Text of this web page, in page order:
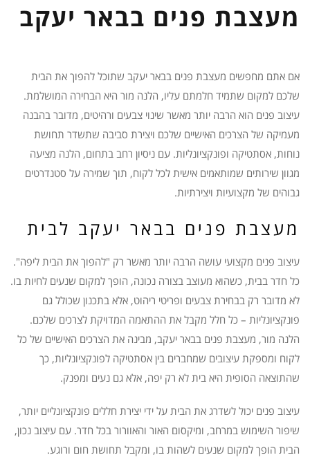
מעצבת פנים בבאר יעקב
אם אתם מחפשים מעצבת פנים בבאר יעקב שתוכל להפוך את הבית
שלכם למקום שתמיד חלמתם עליו, הלנה מור היא הבחירה המושלמת.
עיצוב פנים הוא הרבה יותר מאשר שינוי צבעים ורהיטים, מדובר בהבנה
מעמיקה של הצרכים האישיים שלכם ויצירת סביבה שתשדר תחושת
נוחות, אסתטיקה ופונקציונליות. עם ניסיון רחב בתחום, הלנה מציעה
מגוון שירותים שמותאמים אישית לכל לקוח, תוך שמירה על סטנדרטים
גבוהים של מקצועיות ויצירתיות.
מעצבת פנים בבאר יעקב לבית
עיצוב פנים מקצועי עושה הרבה יותר מאשר רק "להפוך את הבית ליפה".
כל חדר בבית, כשהוא מעוצב בצורה נכונה, הופך למקום שנעים לחיות בו.
לא מדובר רק בבחירת צבעים ופריטי ריהוט, אלא בתכנון שכולל גם
פונקציונליות – כל חלל מקבל את ההתאמה המדויקת לצרכים שלכם.
הלנה מור, מעצבת פנים בבאר יעקב, מבינה את הצרכים האישיים של כל
לקוח ומספקת עיצובים שמחברים בין אסתטיקה לפונקציונליות, כך
שהתוצאה הסופית היא בית לא רק יפה, אלא גם נעים ומפנק.
עיצוב פנים יכול לשדרג את הבית על ידי יצירת חללים פונקציונליים יותר,
שיפור השימוש במרחב, ומיקסום האור והאוורור בכל חדר. עם עיצוב נכון,
הבית הופך למקום שנעים לשהות בו, ומקבל תחושת חום ורוגע.